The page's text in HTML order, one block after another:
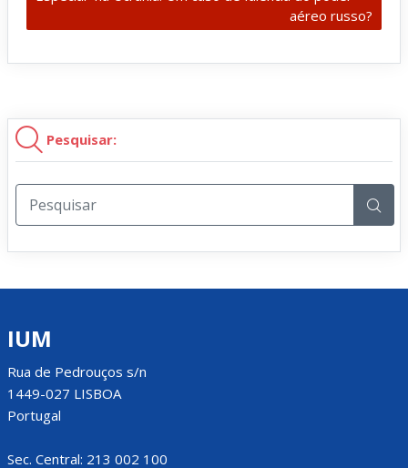
aéreo russo?
Pesquisar:
IUM
Rua de Pedrouços s/n
1449-027 LISBOA
Portugal
Sec. Central: 213 002 100